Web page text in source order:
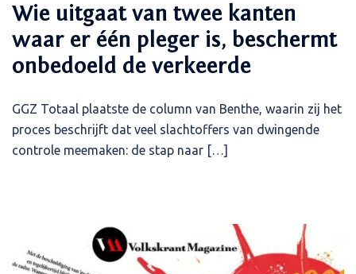
Wie uitgaat van twee kanten
waar er één pleger is, beschermt
onbedoeld de verkeerde
GGZ Totaal plaatste de column van Benthe, waarin zij het
proces beschrijft dat veel slachtoffers van dwingende
controle meemaken: de stap naar […]